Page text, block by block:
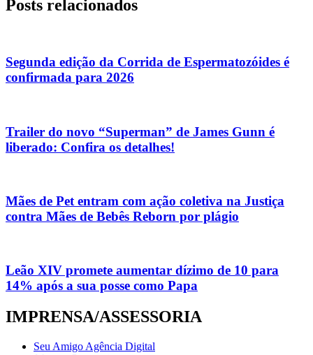
Posts relacionados
Segunda edição da Corrida de Espermatozóides é
confirmada para 2026
Trailer do novo “Superman” de James Gunn é
liberado: Confira os detalhes!
Mães de Pet entram com ação coletiva na Justiça
contra Mães de Bebês Reborn por plágio
Leão XIV promete aumentar dízimo de 10 para
14% após a sua posse como Papa
IMPRENSA/ASSESSORIA
Seu Amigo Agência Digital